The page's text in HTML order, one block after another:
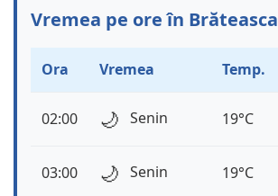
Vremea pe ore în Brăteasca
Ora Vremea Temp.
02:00 🌙 Senin 19°C
03:00 🌙 Senin 19°C